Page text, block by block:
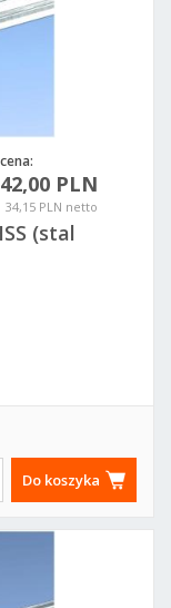
cena:
42,00 PLN
34,15 PLN netto
(stal
Do koszyka